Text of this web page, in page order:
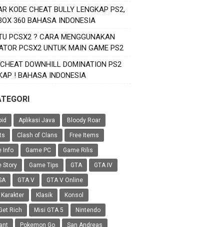
KODE CHEAT BULLY LENGKAP PS2,
360 BAHASA INDONESIA
PCSX2 ? CARA MENGGUNAKAN
PCSX2 UNTUK MAIN GAME PS2
DOWNHILL DOMINATION PS2
! BAHASA INDONESIA
Aplikasi Java Bloody Roar
Clash of Clans Free Items
Info Game PC Game Rilis
Story Game Tips GTA GTA IV
GTA V GTA V Online
Karakter Klasik Konsol
Rich Misi GTA 5 Nintendo
Pokemon Go San Andreas